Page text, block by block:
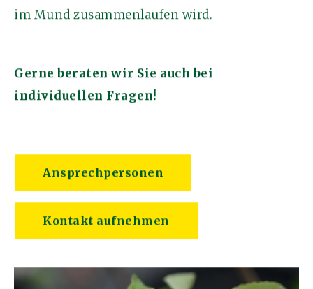
im Mund zusammenlaufen wird.
Gerne beraten wir Sie auch bei
individuellen Fragen!
Ansprechpersonen
Kontakt aufnehmen